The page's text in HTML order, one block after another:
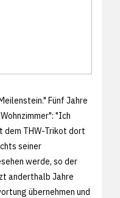
Fünf Jahre
"Ich
dem THW-Trikot dort
seiner
werde, so der
anderthalb Jahre
übernehmen und